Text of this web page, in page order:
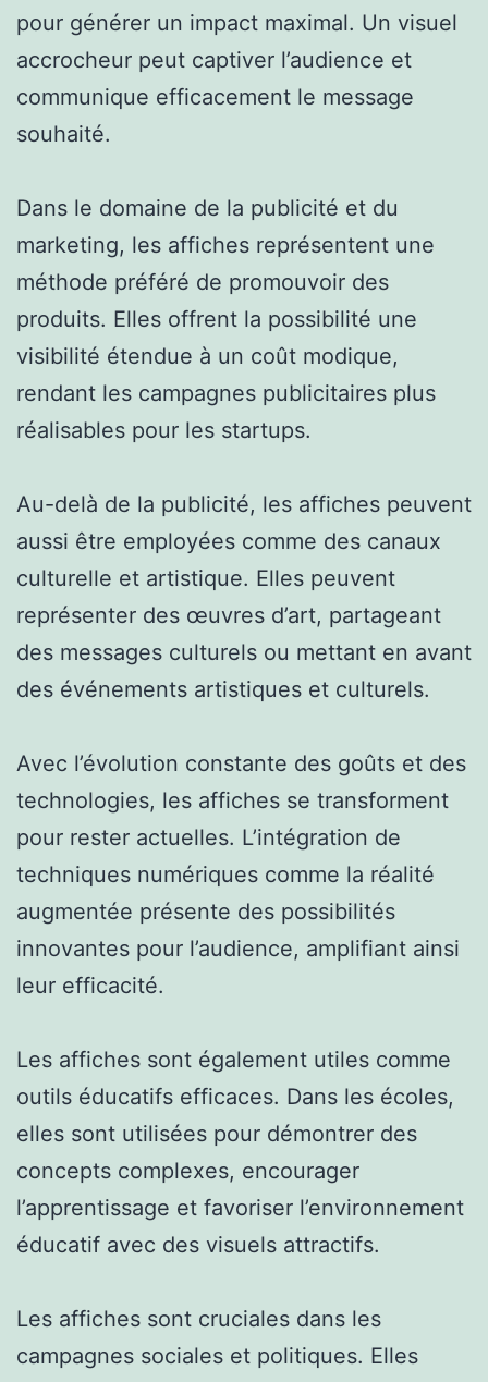
pour générer un impact maximal. Un visuel
accrocheur peut captiver l’audience et
communique efficacement le message
souhaité.
Dans le domaine de la publicité et du
marketing, les affiches représentent une
méthode préféré de promouvoir des
produits. Elles offrent la possibilité une
visibilité étendue à un coût modique,
rendant les campagnes publicitaires plus
réalisables pour les startups.
Au-delà de la publicité, les affiches peuvent
aussi être employées comme des canaux
culturelle et artistique. Elles peuvent
représenter des œuvres d’art, partageant
des messages culturels ou mettant en avant
des événements artistiques et culturels.
Avec l’évolution constante des goûts et des
technologies, les affiches se transforment
pour rester actuelles. L’intégration de
techniques numériques comme la réalité
augmentée présente des possibilités
innovantes pour l’audience, amplifiant ainsi
leur efficacité.
Les affiches sont également utiles comme
outils éducatifs efficaces. Dans les écoles,
elles sont utilisées pour démontrer des
concepts complexes, encourager
l’apprentissage et favoriser l’environnement
éducatif avec des visuels attractifs.
Les affiches sont cruciales dans les
campagnes sociales et politiques. Elles